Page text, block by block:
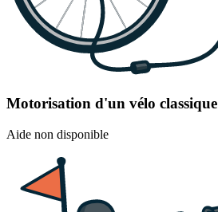
Motorisation d'un vélo classique
Aide non disponible